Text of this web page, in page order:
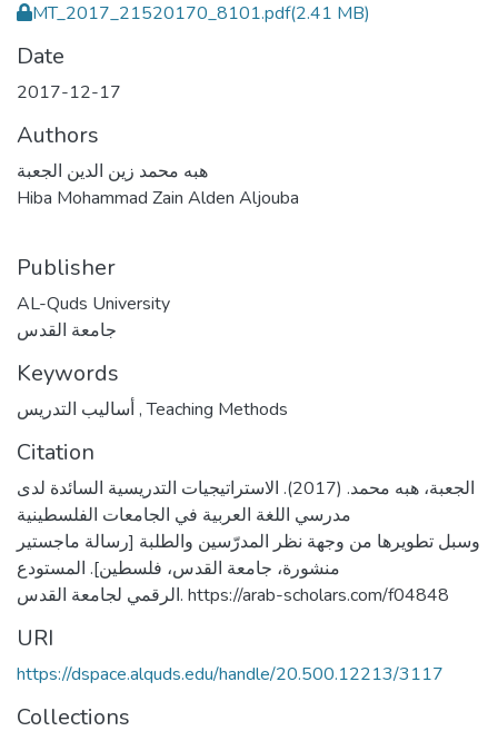
MT_2017_21520170_8101.pdf(2.41 MB)
Date
2017-12-17
Authors
هبه محمد زين الدين الجعبة
Hiba Mohammad Zain Alden Aljouba
Publisher
AL-Quds University
جامعة القدس
Keywords
,Teaching Methods
Citation
الجعبة، هبه محمد. (2017). الاستراتيجيات التدريسية السائدة لدى
مدرسي اللغة العربية في الجامعات الفلسطينية
وسبل تطويرها من وجهة نظر المدرّسين والطلبة [رسالة ماجستير
منشورة، جامعة القدس، فلسطين]. المستودع
الرقمي لجامعة القدس. https://arab-scholars.com/f04848
URI
https://dspace.alquds.edu/handle/20.500.12213/3117
Collections